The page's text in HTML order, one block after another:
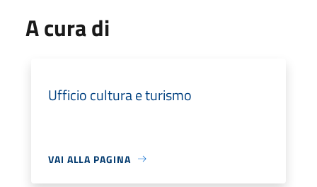
A cura di
Ufficio cultura e turismo
VAI ALLA PAGINA